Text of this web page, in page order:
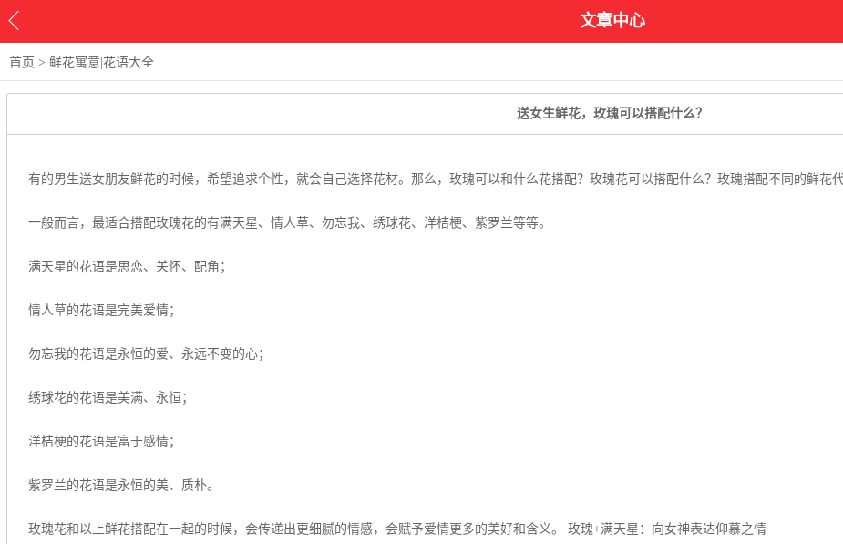
文章中心
首页 > 鲜花寓意|花语大全
送女生鲜花，玫瑰可以搭配什么？
有的男生送女朋友鲜花的时候，希望追求个性，就会自己选择花材。那么，玫瑰可以和什么花搭配？玫瑰花可以搭配什么？玫瑰搭配不同的鲜花代
一般而言，最适合搭配玫瑰花的有满天星、情人草、勿忘我、绣球花、洋桔梗、紫罗兰等等。
满天星的花语是思恋、关怀、配角；
情人草的花语是完美爱情；
勿忘我的花语是永恒的爱、永远不变的心；
绣球花的花语是美满、永恒；
洋桔梗的花语是富于感情；
紫罗兰的花语是永恒的美、质朴。
玫瑰花和以上鲜花搭配在一起的时候，会传递出更细腻的情感，会赋予爱情更多的美好和含义。 玫瑰+满天星：向女神表达仰慕之情